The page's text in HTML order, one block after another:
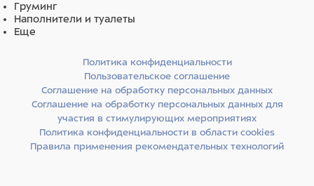
Груминг
Наполнители и туалеты
Еще
Политика конфиденциальности
Пользовательское соглашение
Соглашение на обработку персональных данных
Соглашение на обработку персональных данных для
участия в стимулирующих мероприятиях
Политика конфиденциальности в области cookies
Правила применения рекомендательных технологий